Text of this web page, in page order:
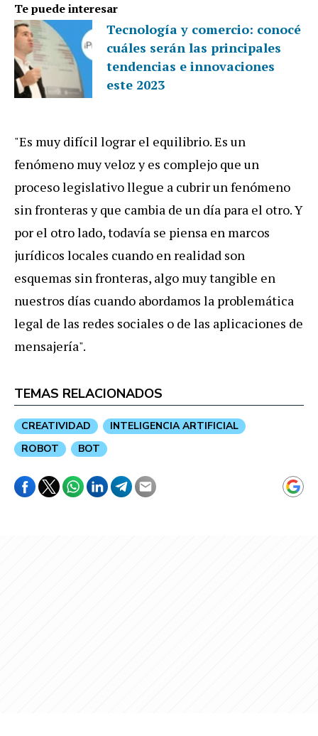
Te puede interesar
Tecnología y comercio: conocé
cuáles serán las principales
tendencias e innovaciones
este 2023
"Es muy difícil lograr el equilibrio. Es un
fenómeno muy veloz y es complejo que un
proceso legislativo llegue a cubrir un fenómeno
sin fronteras y que cambia de un día para el otro. Y
por el otro lado, todavía se piensa en marcos
jurídicos locales cuando en realidad son
esquemas sin fronteras, algo muy tangible en
nuestros días cuando abordamos la problemática
legal de las redes sociales o de las aplicaciones de
mensajería".
TEMAS RELACIONADOS
CREATIVIDAD
INTELIGENCIA ARTIFICIAL
ROBOT
BOT